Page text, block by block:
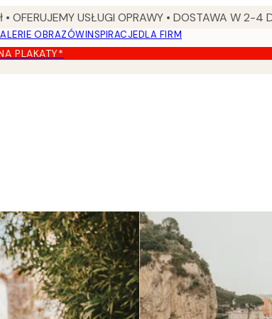
OFERUJEMY USŁUGI OPRAWY • DOSTAWA W 2-4
OBRAZÓWINSPIRACJEDLA FIRM
PLAKATY*